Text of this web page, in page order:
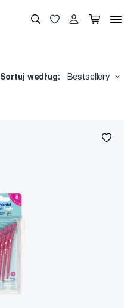
Sortuj według: Bestsellery